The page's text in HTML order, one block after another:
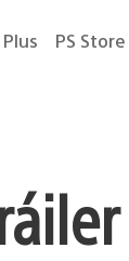
Plus PS Store